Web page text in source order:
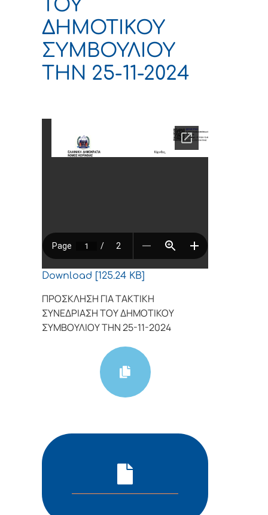
ΤΟΥ
ΔΗΜΟΤΙΚΟΥ
ΣΥΜΒΟΥΛΙΟΥ
ΤΗΝ 25-11-2024
Download [125.24 KB]
ΠΡΟΣΚΛΗΣΗ ΓΙΑ ΤΑΚΤΙΚΗ
ΣΥΝΕΔΡΙΑΣΗ ΤΟΥ ΔΗΜΟΤΙΚΟΥ
ΣΥΜΒΟΥΛΙΟΥ ΤΗΝ 25-11-2024